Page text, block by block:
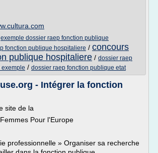
exemple dossier raep fonction publique
fonction publique hospitaliere / concours
publique hospitaliere / dossier raep
/ dossier raep fonction publique etat
- Intégrer la fonction
site de la
Pour l'Europe
professionnelle » Organiser sa recherche